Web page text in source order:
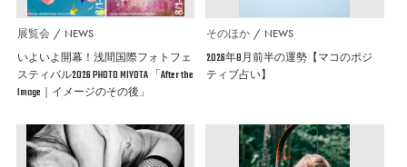
展覧会 NEWS
いよいよ開幕！浅間国際フォトフェ
スティバル2026 PHOTO MIYOTA 「After the
Image｜イメージのその後」
そのほか NEWS
2026年8月前半の運勢【マコのポジ
ティブ占い】